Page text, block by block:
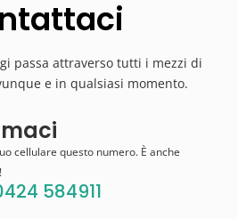
passa attraverso tutti i mezzi di
e in qualsiasi momento.
cellulare questo numero. È anche
584911